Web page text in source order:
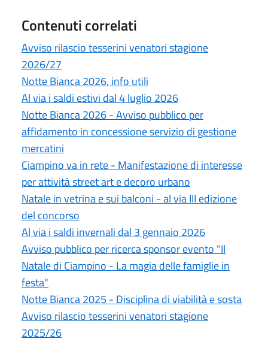
Contenuti correlati
Avviso rilascio tesserini venatori stagione
2026/27
Notte Bianca 2026, info utili
Al via i saldi estivi dal 4 luglio 2026
Notte Bianca 2026 - Avviso pubblico per
affidamento in concessione servizio di gestione
mercatini
Ciampino va in rete - Manifestazione di interesse
per attività street art e decoro urbano
Natale in vetrina e sui balconi - al via III edizione
del concorso
Al via i saldi invernali dal 3 gennaio 2026
Avviso pubblico per ricerca sponsor evento "Il
Natale di Ciampino - La magia delle famiglie in
festa"
Notte Bianca 2025 - Disciplina di viabilità e sosta
Avviso rilascio tesserini venatori stagione
2025/26